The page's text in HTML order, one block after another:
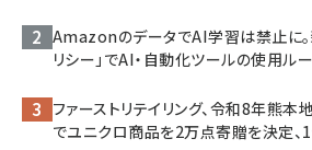
AmazonのデータでAI学習は禁止に。
リシー」でAI・自動化ツールの使用ル
ファーストリテイリング、令和8年熊
でユニクロ商品を2万点寄贈を決定